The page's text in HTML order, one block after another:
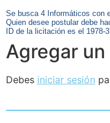
Se busca 4 Informáticos con
Quien desee postular debe
ID de la licitación es el 1978-
Agregar
Debes iniciar sesión